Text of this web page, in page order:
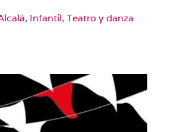
, Infantil, Teatro y danza